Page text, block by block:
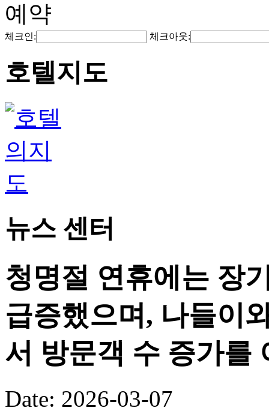
예약
체크인: 체크아웃:
호텔지도
뉴스 센터
청명절 연휴에는 장
급증했으며, 나들이
서 방문객 수 증가를
Date: 2026-03-07